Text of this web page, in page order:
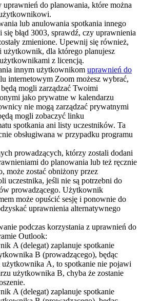
do planowania, które można
lub anulowania spotkania innego
błąd 3003, sprawdź, czy uprawnienia
zmienione. Upewnij się również,
użytkownik, dla którego planujesz
z licencją.
innym użytkownikom uprawnień do
internetowym Zoom możesz wybrać,
mogli zarządzać Twoimi
jako prywatne w kalendarzu
nie mogą zarządzać prywatnymi
mogli zobaczyć linku
spotkania ani listy uczestników. Ta
obsługiwana w przypadku programu
prowadzących, którzy zostali dodani
do planowania lub też ręcznie
może zostać obniżony przez
uczestnika, jeśli nie są potrzebni do
prowadzącego. Użytkownik
może opuścić sesję i ponownie do
uprawnienia alternatywnego
podczas korzystania z uprawnień do
Outlook:
A (delegat) zaplanuje spotkanie
B (prowadzącego), będąc
użytkownika A, to spotkanie nie pojawi
użytkownika B, chyba że zostanie
A (delegat) zaplanuje spotkanie